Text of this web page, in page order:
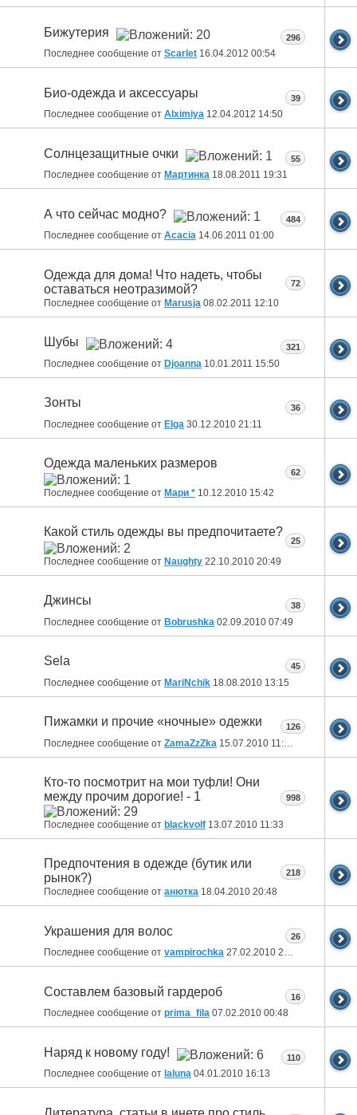
Бижутерия
Последнее сообщение от Scarlet 16.04.2012 00:54
296
Био-одежда и аксессуары
Последнее сообщение от Alximiya 12.04.2012 14:50
39
Солнцезащитные очки
Последнее сообщение от Мартинка 18.08.2011 19:31
55
А что сейчас модно?
Последнее сообщение от Acacia 14.06.2011 01:00
484
Одежда для дома! Что надеть, чтобы
оставаться неотразимой?
Последнее сообщение от Marusja 08.02.2011 12:10
72
Шубы
Последнее сообщение от Djoanna 10.01.2011 15:50
321
Зонты
Последнее сообщение от Elga 30.12.2010 21:11
36
Одежда маленьких размеров
Последнее сообщение от Мари * 10.12.2010 15:42
62
Какой стиль одежды вы предпочитаете?
Последнее сообщение от Naughty 22.10.2010 20:49
25
Джинсы
Последнее сообщение от Bobrushka 02.09.2010 07:49
38
Sela
Последнее сообщение от MariNchik 18.08.2010 13:15
45
Пижамки и прочие «ночные» одежки
Последнее сообщение от ZamaZzZka 15.07.2010 11:48
126
Кто-то посмотрит на мои туфли! Они
между прочим дорогие! - 1
Последнее сообщение от blackvolf 13.07.2010 11:33
998
Предпочтения в одежде (бутик или
рынок?)
Последнее сообщение от анютка 18.04.2010 20:48
218
Украшения для волос
Последнее сообщение от vampirochka 27.02.2010 22:03
26
Составлем базовый гардероб
Последнее сообщение от prima_fila 07.02.2010 00:48
16
Наряд к новому году!
Последнее сообщение от laluna 04.01.2010 16:13
110